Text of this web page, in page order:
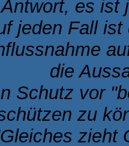
es ist
jeden Fall
die
Schutz vor
zu
zieht